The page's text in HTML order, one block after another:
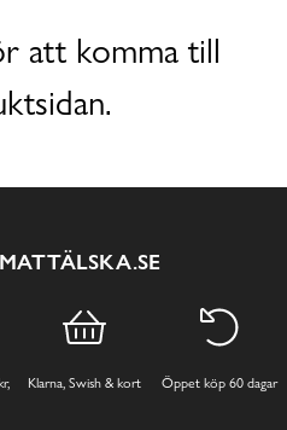
att komma till
Klarna, Swish & kort Öppet köp 60 dagar